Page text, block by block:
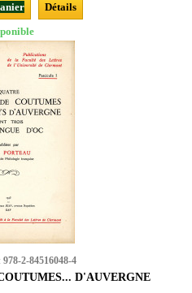
Détails
978-2-84516048-4
D'AUVERGNE